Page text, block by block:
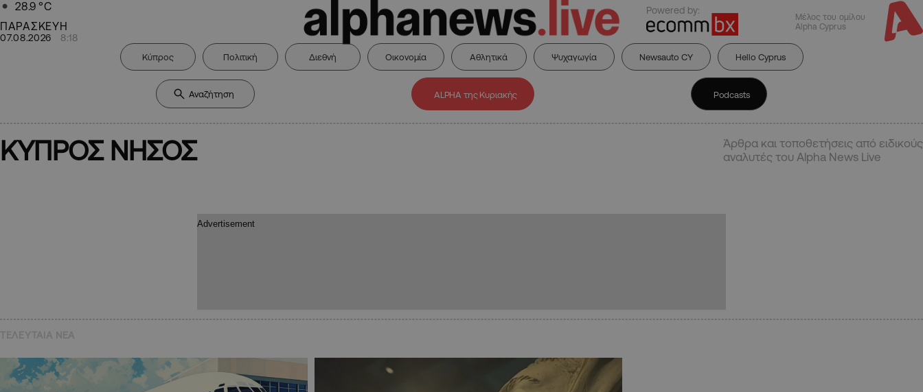
28.9 °C
ΠΑΡΑΣΚΕΥΗ
07.08.2026 8:18
Powered by:
Μέλος του ομίλου
Alpha Cyprus
Κύπρος Πολιτική Διεθνή Οικονομία Αθλητικά Ψυχαγωγία Newsauto CY Hello Cyprus
ALPHA της Κυριακής Podcasts
ΚΥΠΡΟΣ ΝΗΣΟΣ
Άρθρα και τοποθετήσεις από ειδικούς
αναλυτές του Alpha News Live